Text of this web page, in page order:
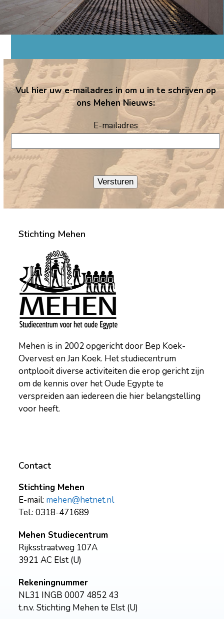
Vul hier uw e-mailadres in om u in te schrijven op
ons Mehen Nieuws:
E-mailadres
Stichting Mehen
Mehen is in 2002 opgericht door Bep Koek-
Overvest en Jan Koek. Het studiecentrum
ontplooit diverse activiteiten die erop gericht zijn
om de kennis over het Oude Egypte te
verspreiden aan iedereen die hier belangstelling
voor heeft.
Contact
Stichting Mehen
E-mail: mehen@hetnet.nl
Tel.: 0318-471689
Mehen Studiecentrum
Rijksstraatweg 107A
3921 AC Elst (U)
Rekeningnummer
NL31 INGB 0007 4852 43
t.n.v. Stichting Mehen te Elst (U)